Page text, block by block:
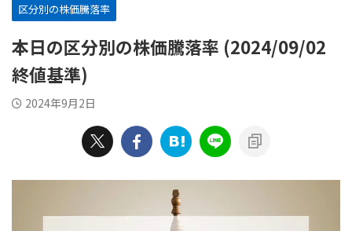
区分別の株価騰落率
本日の区分別の株価騰落率 (2024/09/02
終値基準)
2024年9月2日